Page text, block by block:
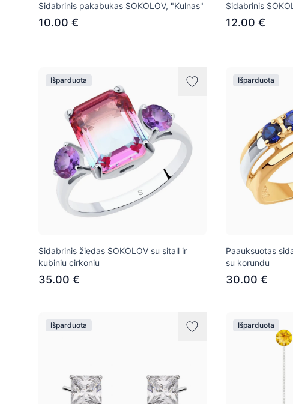
Sidabrinis pakabukas SOKOLOV, "Kulnas"
10.00 €
Sidabrinis
12.00 €
Išparduota
Sidabrinis žiedas SOKOLOV su sitall ir
kubiniu cirkoniu
35.00 €
Išparduota
Paauksuotas
su korundu
30.00 €
Išparduota Išparduota